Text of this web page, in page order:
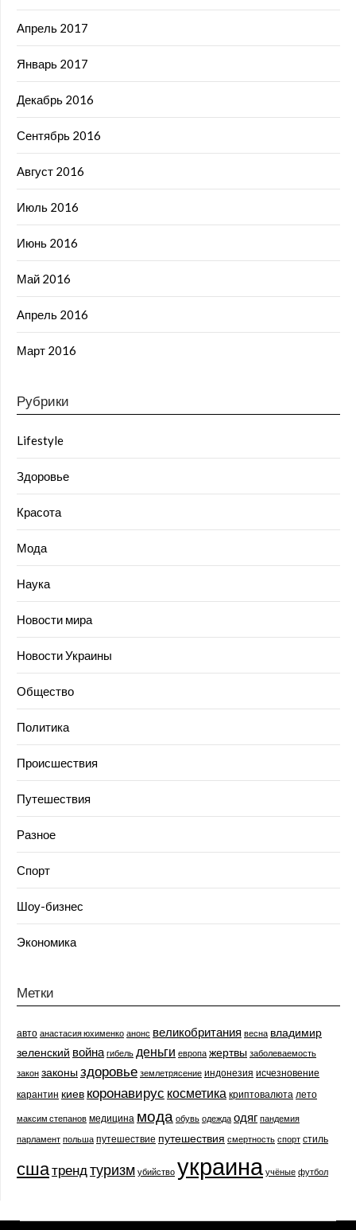
Апрель 2017
Январь 2017
Декабрь 2016
Сентябрь 2016
Август 2016
Июль 2016
Июнь 2016
Май 2016
Апрель 2016
Март 2016
Рубрики
Lifestyle
Здоровье
Красота
Мода
Наука
Новости мира
Новости Украины
Общество
Политика
Происшествия
Путешествия
Разное
Спорт
Шоу-бизнес
Экономика
Метки
авто анастасия юхименко анонс великобритания весна владимир
зеленский война гибель деньги европа жертвы заболеваемость
закон законыздоровье землетрясение индонезия исчезновение
карантин киев коронавирус косметика криптовалюта лето
максим степанов медицина мода обувь одежда одяг пандемия
парламент польша путешествие путешествия смертность спорт стиль
сшатренд туризм убийство украина учёные футбол